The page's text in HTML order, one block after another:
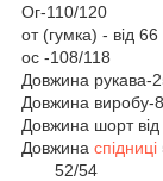
Ог-110/120
от (гумка) - від
ос -108/118
Довжина рукава-
Довжина виробу-
Довжина шорт
Довжина спідниці
52/54